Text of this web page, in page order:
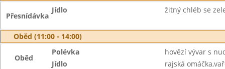
Přesnídávka
Jídlo žitný chléb se
Oběd (11:00 - 14:00)
Oběd
Polévka
hovězí vývar s
Jídlo
rajská